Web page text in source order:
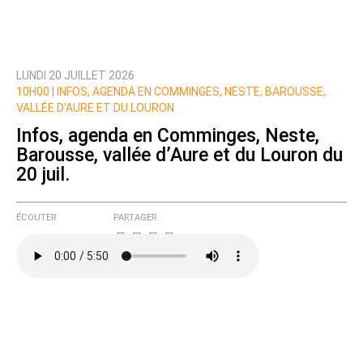
LUNDI 20 JUILLET 2026
10H00 |
INFOS, AGENDA EN COMMINGES, NESTE, BAROUSSE,
VALLÉE D’AURE ET DU LOURON
Infos, agenda en Comminges, Neste,
Barousse, vallée d’Aure et du Louron du
20 juil.
ÉCOUTER PARTAGER